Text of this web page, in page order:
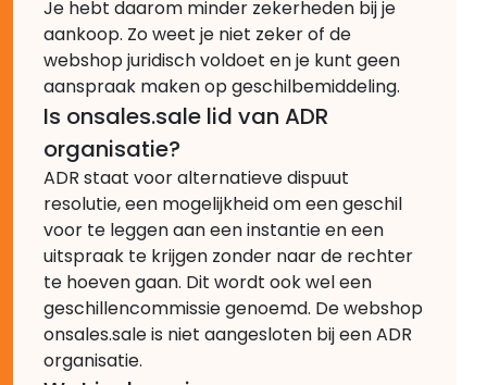
Je hebt daarom minder zekerheden bij je
aankoop. Zo weet je niet zeker of de
webshop juridisch voldoet en je kunt geen
aanspraak maken op geschilbemiddeling.
Is onsales.sale lid van ADR
organisatie?
ADR staat voor alternatieve dispuut
resolutie, een mogelijkheid om een geschil
voor te leggen aan een instantie en een
uitspraak te krijgen zonder naar de rechter
te hoeven gaan. Dit wordt ook wel een
geschillencommissie genoemd. De webshop
onsales.sale is niet aangesloten bij een ADR
organisatie.